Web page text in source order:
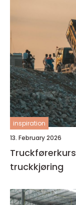
inspiration
13. February 2026
Truckførerkurs nøkkelen til trygg og effektiv
truckkjøring